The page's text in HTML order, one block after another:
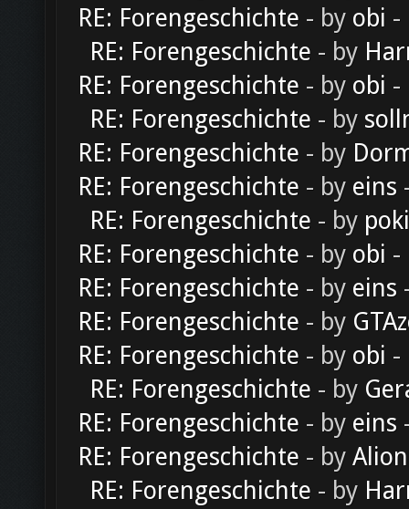
RE: Forengeschichte - by obi -
RE: Forengeschichte - by
RE: Forengeschichte - by obi -
RE: Forengeschichte - by
RE: Forengeschichte - by
RE: Forengeschichte - by eins
RE: Forengeschichte - by
RE: Forengeschichte - by obi -
RE: Forengeschichte - by eins
RE: Forengeschichte - by
RE: Forengeschichte - by obi -
RE: Forengeschichte - by
RE: Forengeschichte - by eins
RE: Forengeschichte - by Alion
RE: Forengeschichte - by